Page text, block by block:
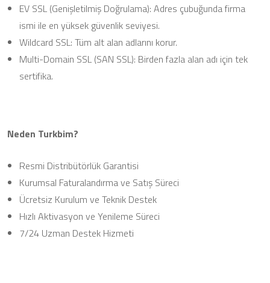
EV SSL (Genişletilmiş Doğrulama): Adres çubuğunda firma
ismi ile en yüksek güvenlik seviyesi.
Wildcard SSL: Tüm alt alan adlarını korur.
Multi-Domain SSL (SAN SSL): Birden fazla alan adı için tek
sertifika.
Neden Turkbim?
Resmi Distribütörlük Garantisi
Kurumsal Faturalandırma ve Satış Süreci
Ücretsiz Kurulum ve Teknik Destek
Hızlı Aktivasyon ve Yenileme Süreci
7/24 Uzman Destek Hizmeti